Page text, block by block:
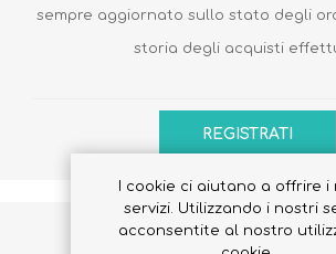
sempre aggiornato sullo stato degli
storia degli acquisti
VANTAGGI DELLA
I cookie ci aiutano a offrire i
servizi. Utilizzando i nostri
acconsentite al nostro